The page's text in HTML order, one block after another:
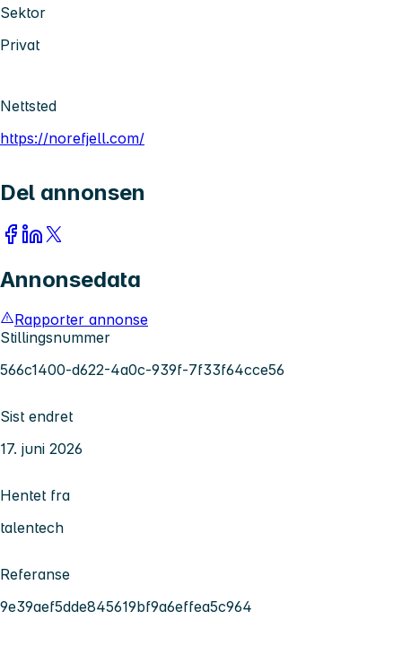
Sektor
Privat
Nettsted
https://norefjell.com/
Del annonsen
Annonsedata
Rapporter annonse
Stillingsnummer
566c1400-d622-4a0c-939f-7f33f64cce56
Sist endret
17. juni 2026
Hentet fra
talentech
Referanse
9e39aef5dde845619bf9a6effea5c964